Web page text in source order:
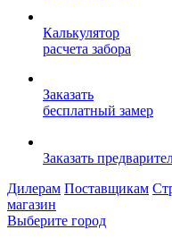
Калькулятор
расчета забора
Заказать
бесплатный замер
Заказать
Дилерам Поставщикам
магазин
Выберите город